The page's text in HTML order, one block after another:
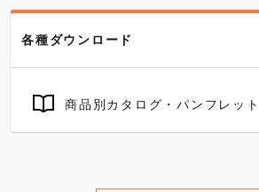
各種ダウンロード
商品別カタログ・パンフレット